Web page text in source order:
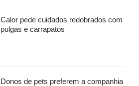
Calor pede cuidados redobrados com
pulgas e carrapatos
Donos de pets preferem a companhia